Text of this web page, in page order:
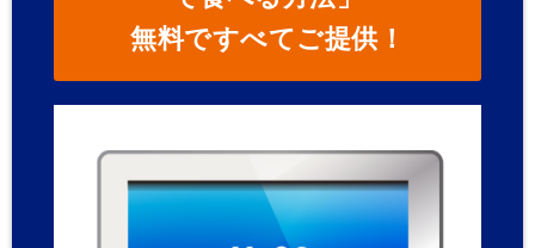
無料ですべてご提供！